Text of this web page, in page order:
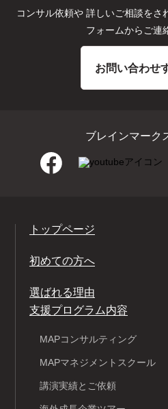
コンサル依頼や 詳しいご相談をさ
フォームからご連
お問い合わせ
ブレインマーク
トップページ
初めての方へ
選ばれる理由
支援プログラム内容
MAPコンサルティング
MAPマネジメントスクール
講演実績とご依頼